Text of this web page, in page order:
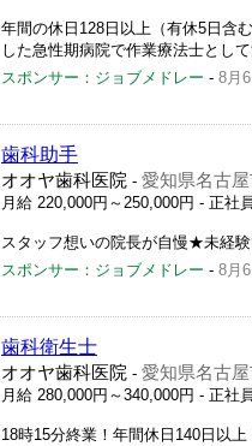
年間の休日128日以上（有休5日含
した急性期病院で作業療法士とし
スポンサー：ジョブメドレー - 8月6
歯科助手
オオヤ歯科医院 - 愛知県名古
月給 220,000円～250,000円 - 正社員
スタッフ想いの院長が自慢★未経
スポンサー：ジョブメドレー - 8月6
歯科衛生士
オオヤ歯科医院 - 愛知県名古
月給 280,000円～340,000円 - 正社員
18時15分終業！年間休日140日以